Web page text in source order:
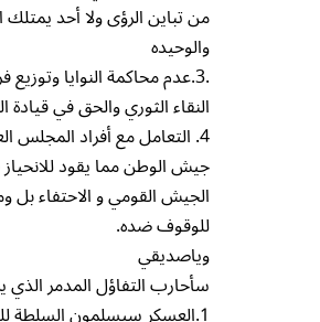
من تباين الرؤى ولا أحد يمتلك
والوحيده
.3.عدم محاكمة النوايا
النقاء الثوري والحق في قيادة
4. التعامل مع أفراد المجلس
جيش الوطن مما يقود
الجيش القومي و الاحتفاء بل
للوقوف ضده.
وياصديقي
سأحارب التفاؤل المدمر الذي